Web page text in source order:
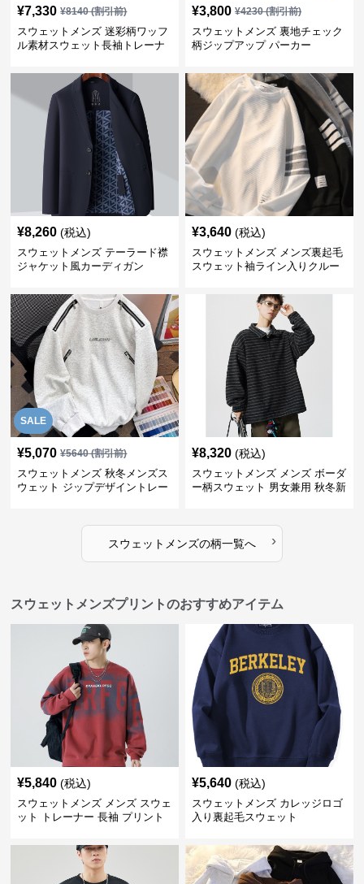
¥7,330 ¥8140(割引前)
スウェットメンズ 迷彩柄ワッフ
ル素材スウェット長袖トレーナ
¥3,800 ¥4230(割引前)
スウェットメンズ 裏地チェック
柄ジップアップ パーカー
¥8,260 (税込)
スウェットメンズ テーラード襟
ジャケット風カーディガン
¥3,640 (税込)
スウェットメンズ メンズ裏起毛
スウェット袖ライン入りクルー
SALE
¥5,070 ¥5640(割引前)
スウェットメンズ 秋冬メンズス
ウェット ジップデザイントレー
¥8,320 (税込)
スウェットメンズ メンズ ボーダ
ー柄スウェット 男女兼用 秋冬新
スウェットメンズの柄一覧へ ›
スウェットメンズプリントのおすすめアイテム
¥5,840 (税込)
スウェットメンズ メンズ スウェ
ット トレーナー 長袖 プリント
¥5,640 (税込)
スウェットメンズ カレッジロゴ
入り裏起毛スウェット